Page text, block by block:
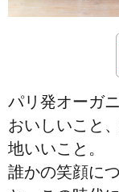
パリ発オーガ
おいしいこと
地いいこと。
誰かの笑顔に